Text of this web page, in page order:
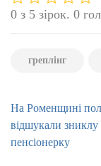
0 з 5 зірок. 0
греплінг
Навігація
записів
На Роменщині
відшукали зниклу
пенсіонерку